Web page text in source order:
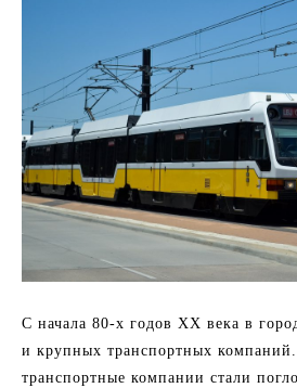
С начала 80-х годов ХХ века в
и крупных транспортных
транспортные компании стали